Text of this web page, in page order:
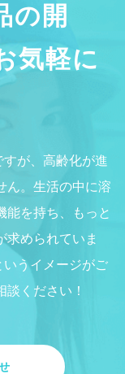
の開
気軽に
が、高齢化が進
ん。生活の中に溶
能を持ち、もっと
求められていま
うイメージがご
ください！